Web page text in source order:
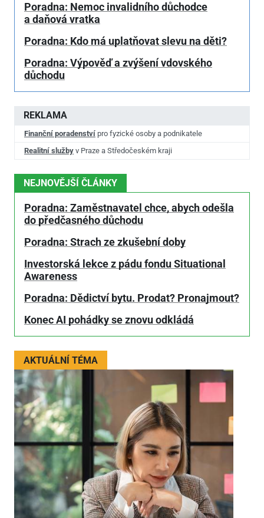
REKLAMA
Finanční poradenství pro fyzické osoby a podnikatele
Realitní služby v Praze a Středočeském kraji
NEJNOVĚJŠÍ ČLÁNKY
Poradna: Zaměstnavatel chce, abych odešla
do předčasného důchodu
Poradna: Strach ze zkušební doby
Investorská lekce z pádu fondu Situational
Awareness
Poradna: Dědictví bytu. Prodat? Pronajmout?
Konec AI pohádky se znovu odkládá
AKTUÁLNÍ TÉMA
Poradna: Nemoc invalidního důchodce
a daňová vratka
Poradna: Kdo má uplatňovat slevu na děti?
Poradna: Výpověď a zvýšení vdovského
důchodu